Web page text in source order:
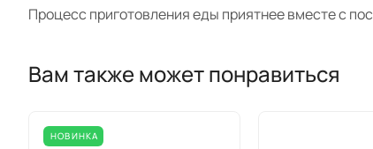
Процесс приготовления еды приятнее вместе с
Вам также может понравиться
НОВИНКА